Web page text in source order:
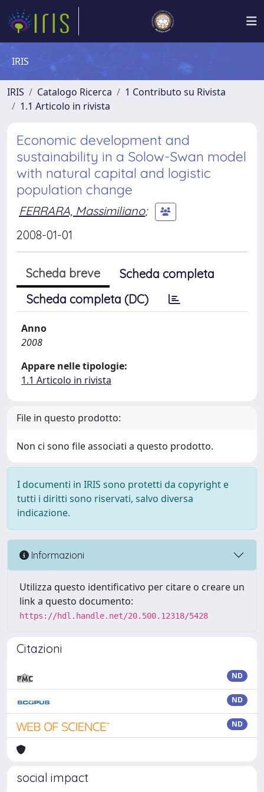
IRIS
IRIS Catalogo Ricerca
1 Contributo su Rivista
1.1 Articolo in rivista
Economic development and
sustainability in a Solow-Swan model
with natural capital and logistic
population change
FERRARA, Massimiliano;
2008-01-01
Scheda breve
Scheda completa
Scheda completa (DC)
Anno
2008
Appare nelle tipologie:
1.1 Articolo in rivista
File in questo prodotto:
Non ci sono file associati a questo prodotto.
I documenti in IRIS sono protetti da copyright e
tutti i diritti sono riservati, salvo diversa
indicazione.
Informazioni
Utilizza questo identificativo per citare o creare un
link a questo documento:
https://hdl.handle.net/20.500.12318/5428
Citazioni
ND
ND
ND
social impact